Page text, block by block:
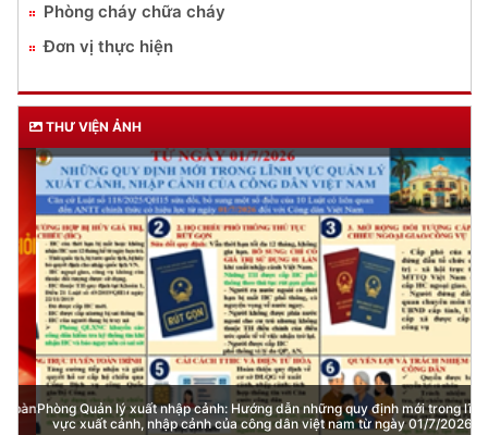
Phòng cháy chữa cháy
Đơn vị thực hiện
THƯ VIỆN ẢNH
Phòng Quản lý xuất nhập cảnh: Hướng dẫn những quy định mới trong lĩnh
vực xuất cảnh, nhập cảnh của công dân việt nam từ ngày 01/7/2026